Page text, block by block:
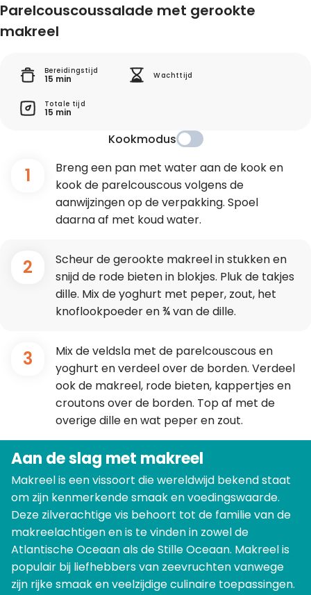
Parelcouscoussalade met gerookte
makreel
Bereidingstijd
15 min Wachttijd
Totale tijd
15 min
Kookmodus
1
Breng een pan met water aan de kook en
kook de parelcouscous volgens de
aanwijzingen op de verpakking. Spoel
daarna af met koud water.
2
Scheur de gerookte makreel in stukken en
snijd de rode bieten in blokjes. Pluk de takjes
dille. Mix de yoghurt met peper, zout, het
knoflookpoeder en ¾ van de dille.
3
Mix de veldsla met de parelcouscous en
yoghurt en verdeel over de borden. Verdeel
ook de makreel, rode bieten, kappertjes en
croutons over de borden. Top af met de
overige dille en wat peper en zout.
Aan de slag met makreel
Makreel is een vissoort die wereldwijd bekend staat
om zijn kenmerkende smaak en voedingswaarde.
Deze zilverachtige vis behoort tot de familie van de
makreelachtigen en is te vinden in zowel de
Atlantische Oceaan als de Stille Oceaan. Makreel is
populair bij liefhebbers van zeevruchten vanwege
zijn rijke smaak en veelzijdige culinaire toepassingen.